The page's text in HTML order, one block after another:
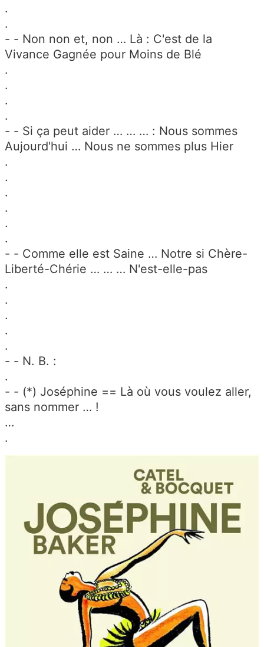
.
.
- - Non non et, non … Là : C'est de la
Vivance Gagnée pour Moins de Blé
.
.
.
.
- - Si ça peut aider … … … : Nous sommes
Aujourd'hui … Nous ne sommes plus Hier
.
.
.
.
.
.
- - Comme elle est Saine … Notre si Chère-
Liberté-Chérie … … … N'est-elle-pas
.
.
.
.
.
- - N. B. :
.
- - (*) Joséphine == Là où vous voulez aller,
sans nommer … !
…
.